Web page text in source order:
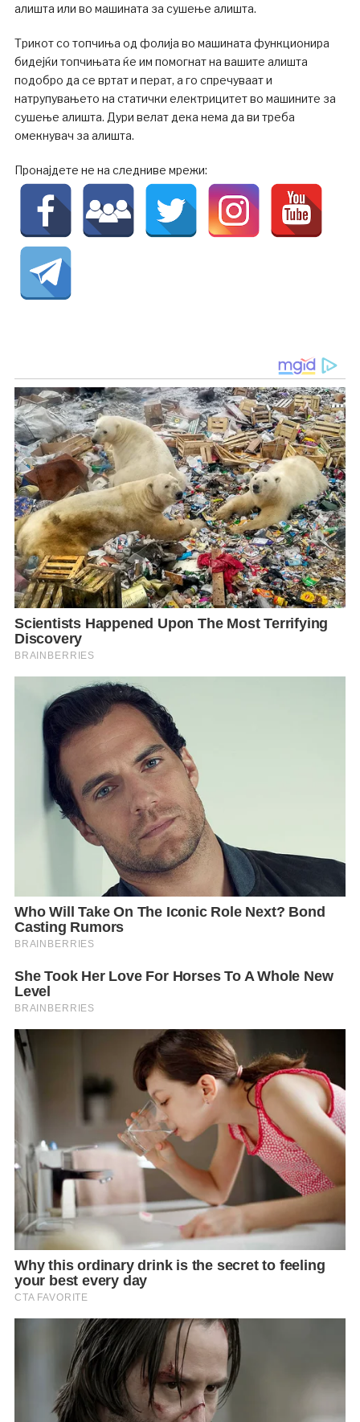
алишта или во машината за сушење алишта.
Трикот со топчиња од фолија во машината функционира
бидејќи топчињата ќе им помогнат на вашите алишта
подобро да се вртат и перат, а го спречуваат и
натрупувањето на статички електрицитет во машините за
сушење алишта. Дури велат дека нема да ви треба
омекнувач за алишта.
Пронајдете не на следниве мрежи: